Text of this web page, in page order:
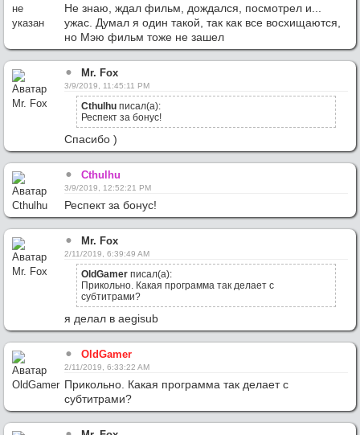
Не знаю, ждал фильм, дождался, посмотрел и...
ужас. Думал я один такой, так как все восхищаются,
но Мэю фильм тоже не зашел
Mr. Fox
3/9/2019, 11:45:11 PM
Cthulhu писал(а):
Респект за бонус!
Спасибо )
Cthulhu
3/9/2019, 12:52:21 PM
Респект за бонус!
Mr. Fox
2/11/2019, 6:39:49 AM
OldGamer писал(а):
Прикольно. Какая программа так делает с
субтитрами?
я делал в aegisub
OldGamer
2/11/2019, 6:33:22 AM
Прикольно. Какая программа так делает с
субтитрами?